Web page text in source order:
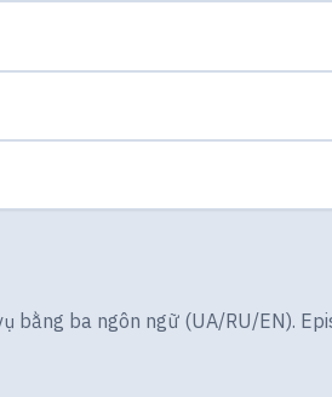
bằng ba ngôn ngữ (UA/RU/EN).